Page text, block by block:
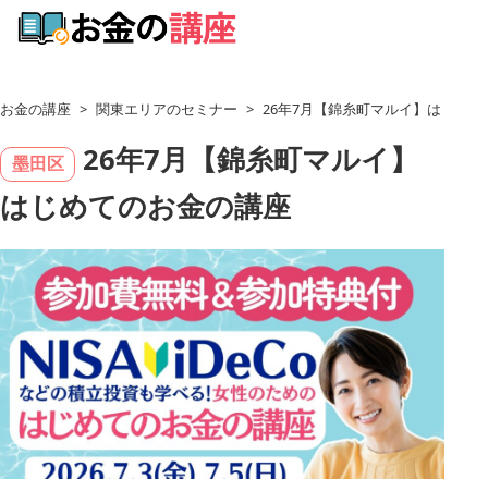
お金の講座 > 関東エリアのセミナー > 26年7月【錦糸町マルイ】はじめ
墨田区
26年7月【錦糸町マルイ】
はじめてのお金の講座